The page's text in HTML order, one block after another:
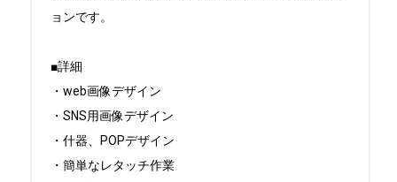
ョンです。
■詳細
・web画像デザイン
・SNS用画像デザイン
・什器、POPデザイン
・簡単なレタッチ作業